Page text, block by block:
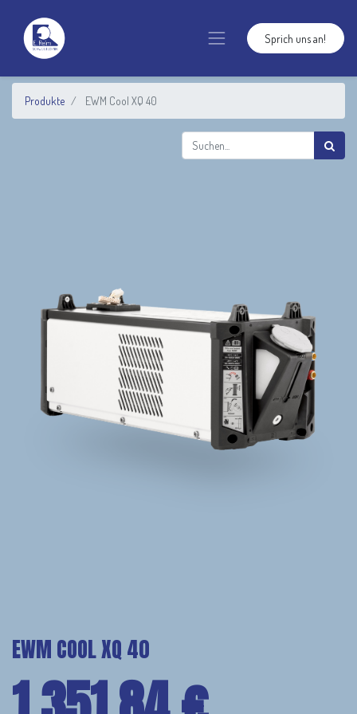
Sprich uns an!
Produkte EWM Cool XQ 40
EWM COOL XQ 40